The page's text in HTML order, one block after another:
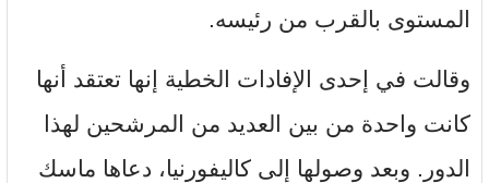
المستوى بالقرب من رئيسه.
وقالت في إحدى الإفادات الخطية إنها تعتقد أنها
كانت واحدة من بين العديد من المرشحين لهذا
الدور. وبعد وصولها إلى كاليفورنيا، دعاها ماسك